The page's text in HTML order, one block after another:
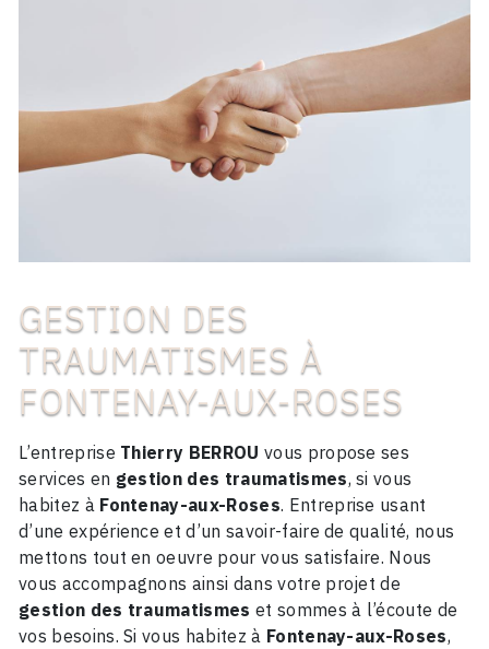
GESTION DES
TRAUMATISMES À
FONTENAY-AUX-ROSES
L’entreprise Thierry BERROU vous propose ses
services en gestion des traumatismes, si vous
habitez à Fontenay-aux-Roses. Entreprise usant
d’une expérience et d’un savoir-faire de qualité, nous
mettons tout en oeuvre pour vous satisfaire. Nous
vous accompagnons ainsi dans votre projet de
gestion des traumatismes et sommes à l’écoute de
vos besoins. Si vous habitez à Fontenay-aux-Roses,